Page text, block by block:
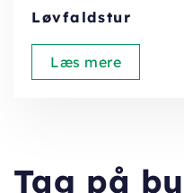
Løvfaldstur
Læs mere
Tag på